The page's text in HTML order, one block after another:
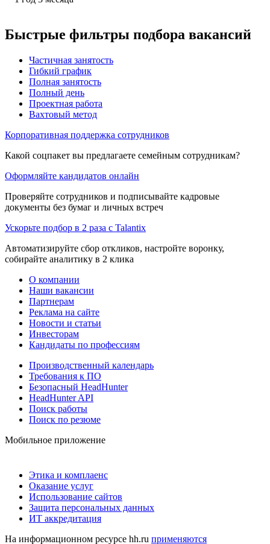
Быстрые фильтры подбора вакансий
Частичная занятость
Гибкий график
Полная занятость
Полный день
Проектная работа
Вахтовый метод
Корпоративная поддержка сотрудников
Какой соцпакет вы предлагаете семейным сотрудникам?
Оформляйте кандидатов онлайн
Проверяйте сотрудников и подписывайте кадровые
документы без бумаг и личных встреч
Ускорьте подбор в 2 раза с Talantix
Автоматизируйте сбор откликов, настройте воронку,
собирайте аналитику в 2 клика
О компании
Наши вакансии
Партнерам
Реклама на сайте
Новости и статьи
Инвесторам
Кандидаты по профессиям
Производственный календарь
Требования к ПО
Безопасный HeadHunter
HeadHunter API
Поиск работы
Поиск по резюме
Мобильное приложение
Этика и комплаенс
Оказание услуг
Использование сайтов
Защита персональных данных
ИТ аккредитация
На информационном ресурсе hh.ru применяются